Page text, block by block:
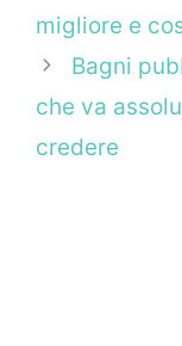
migliore e
Bagni
che va
credere